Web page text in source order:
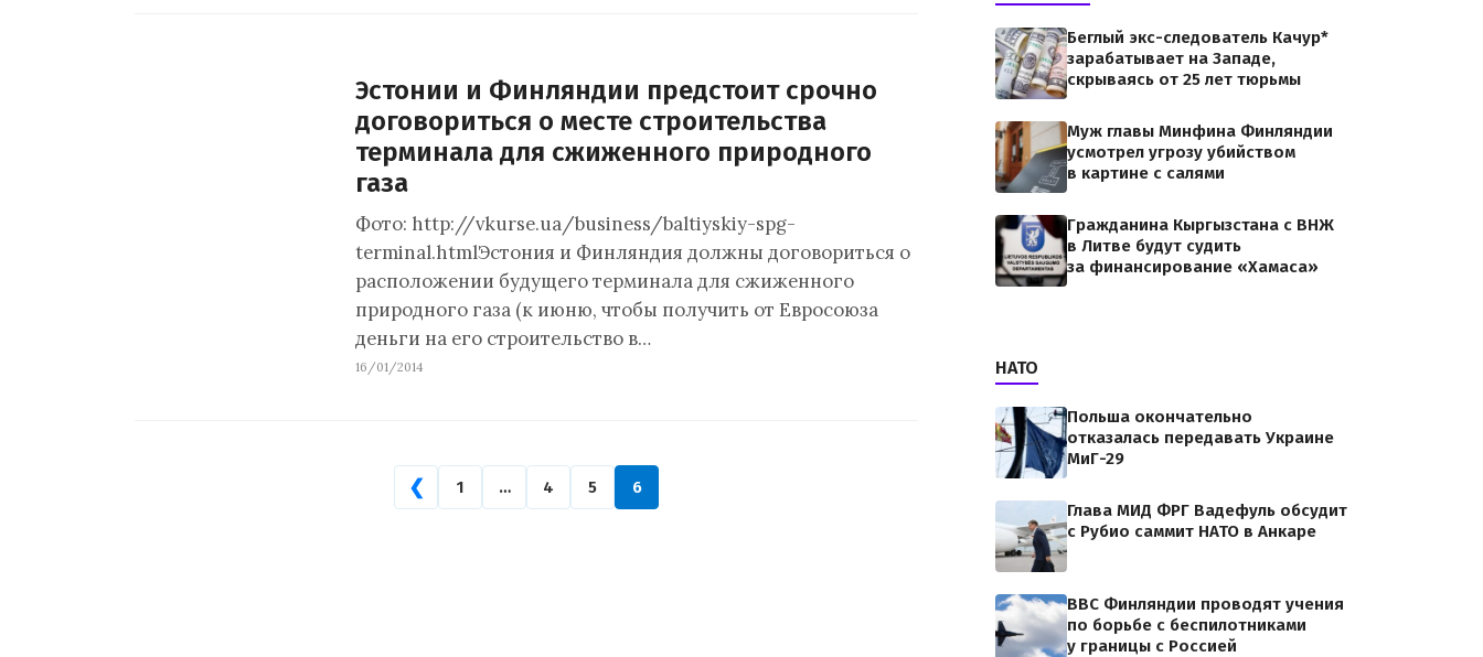
Эстонии и Финляндии предстоит срочно
договориться о месте строительства
терминала для сжиженного природного
газа
Фото: http://vkurse.ua/business/baltiyskiy-spg-
terminal.htmlЭстония и Финляндия должны договориться о
расположении будущего терминала для сжиженного
природного газа (к июню, чтобы получить от Евросоюза
деньги на его строительство в…
16/01/2014
❮ 1 … 4 5 6
Беглый экс-следователь Качур*
зарабатывает на Западе,
скрываясь от 25 лет тюрьмы
Муж главы Минфина Финляндии
усмотрел угрозу убийством
в картине с салями
Гражданина Кыргызстана с ВНЖ
в Литве будут судить
за финансирование «Хамаса»
НАТО
Польша окончательно
отказалась передавать Украине
МиГ-29
Глава МИД ФРГ Вадефуль обсудит
с Рубио саммит НАТО в Анкаре
ВВС Финляндии проводят учения
по борьбе с беспилотниками
у границы с Россией